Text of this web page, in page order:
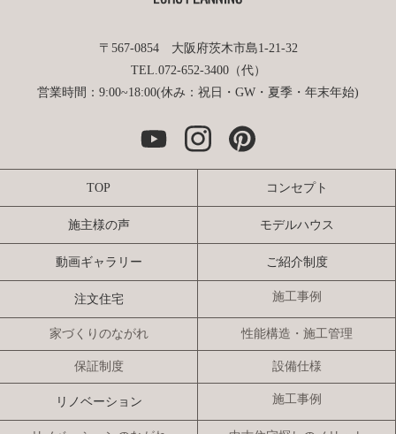
〒567-0854 大阪府茨木市島1-21-32
TEL.072-652-3400（代）
営業時間：9:00~18:00(休み：祝日・GW・夏季・年末年始)
TOP コンセプト
施主様の声 モデルハウス
動画ギャラリー ご紹介制度
注文住宅 施工事例
家づくりのながれ 性能構造・施工管理
保証制度 設備仕様
リノベーション 施工事例